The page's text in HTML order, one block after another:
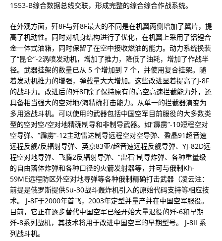
1553-B综合数据总线交联，形成完整的综合综合作战系统。
在外观方面，歼8F与歼8F最大的不同是在机翼两侧增加了翼片，提
高了机动性。同时对机身结构进行了优化，在机翼上采用了铝锂合
金一体式油箱，同时保留了在空中接收燃油的能力。动力系统换装
了“昆仑”-2涡喷发动机，增加了推力，降低了油耗，增加了作战半
径。武器挂架的数量已从 5 个增加到 7 个，并使用复合挂架。随
着发动机推力的增强，弹载量大大增加。这些改进显着提高了J-8F
的战斗力。改进后的歼8F除了保持原有的高空高速拦截能力外，还
具备相当强大的空对地/海精确打击能力。从单一的拦截器演变为
多用途战斗机。可以使用的武器包括中国空军目前服役的大多数类
型的空对空/空对地精确制导和非制导武器。如“霹雳”-10短程空对
空导弹、“霹雳”-12主动雷达制导远程空对空导弹、盈晶91超音速
远程反舰/反辐射导弹、英京83亚/超音速远程反舰导弹、YJ-82D远
程空对地导弹、飞腾2反辐射导弹、“雷石”制导炸弹、各种重量级
的自由落体炸弹和各种口径的火箭发射器等，并可与俄制Kh-
59ME远程防区外空对地导弹等各种俄制精确打击武器（凌云注：
前提是俄罗斯提供Su-30战斗轰炸机引入的原始代码支持等相应技
术。 J-8F于2000年首飞，2003年定型并量产并在中国空军服役。
目前，它正在逐步替代中国空军已经开始大量退役的歼-6和早期
歼-8系列战机，其技术将用于改进中国空军的早期型号。 J-8II 系
列战斗机。